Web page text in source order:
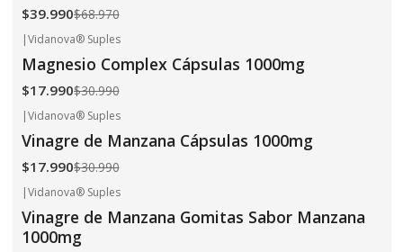
$39.990$68.970
|Vidanova® Suples
Magnesio Complex Cápsulas 1000mg
$17.990$30.990
|Vidanova® Suples
Vinagre de Manzana Cápsulas 1000mg
$17.990$30.990
|Vidanova® Suples
Vinagre de Manzana Gomitas Sabor Manzana
1000mg